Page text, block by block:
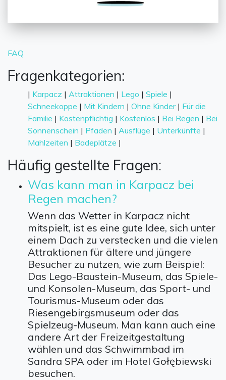
FAQ
Fragenkategorien:
| Karpacz | Attraktionen | Lego | Spiele |
Schneekoppe | Mit Kindern | Ohne Kinder| Für die
Familie | Kostenpflichtig | Kostenlos | Bei Regen | Bei
Sonnenschein | Pfaden | Ausflüge | Unterkünfte |
Mahlzeiten | Badeplätze |
Häufig gestellte Fragen:
Was kann man in Karpacz bei
Regen machen?
Wenn das Wetter in Karpacz nicht
mitspielt, ist es eine gute Idee, sich unter
einem Dach zu verstecken und die vielen
Attraktionen für ältere und jüngere
Besucher zu nutzen, wie zum Beispiel:
Das Lego-Baustein-Museum, das Spiele-
und Konsolen-Museum, das Sport- und
Tourismus-Museum oder das
Riesengebirgsmuseum oder das
Spielzeug-Museum. Man kann auch eine
andere Art der Freizeitgestaltung
wählen und das Schwimmbad im
Sandra SPA oder im Hotel Gołębiewski
besuchen.